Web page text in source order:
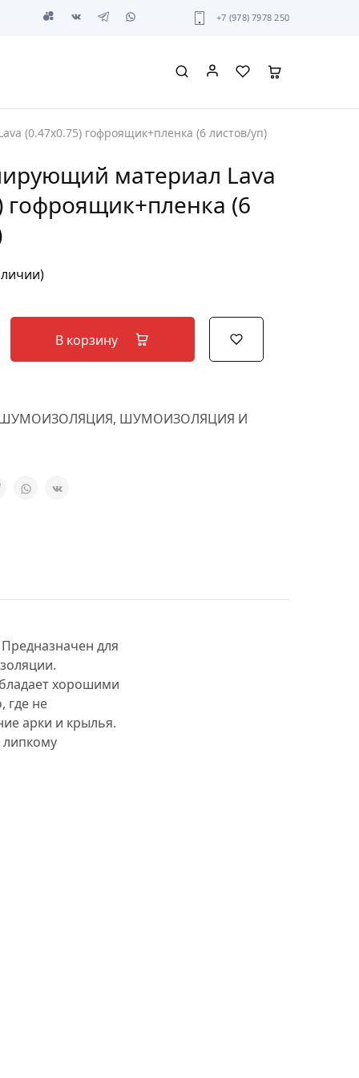
+7 (978) 7978 250
(0.47х0.75) гофроящик+пленка (6 листов/уп)
материал Lava
гофроящик+пленка (6
В корзину
, ШУМОИЗОЛЯЦИЯ И
для
хорошими
где не
арки и крылья.
липкому